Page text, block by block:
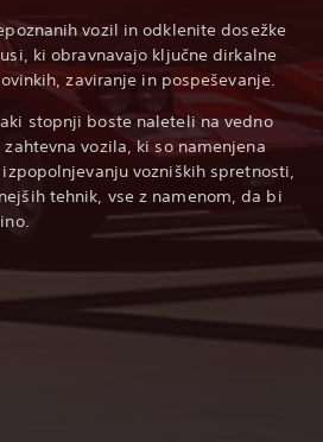
vozil in odklenite dosežke
ki obravnavajo ključne dirkalne
zaviranje in pospeševanje.
stopnji boste naleteli na vedno
vozila, ki so namenjena
vozniških spretnosti,
tehnik, vse z namenom, da bi